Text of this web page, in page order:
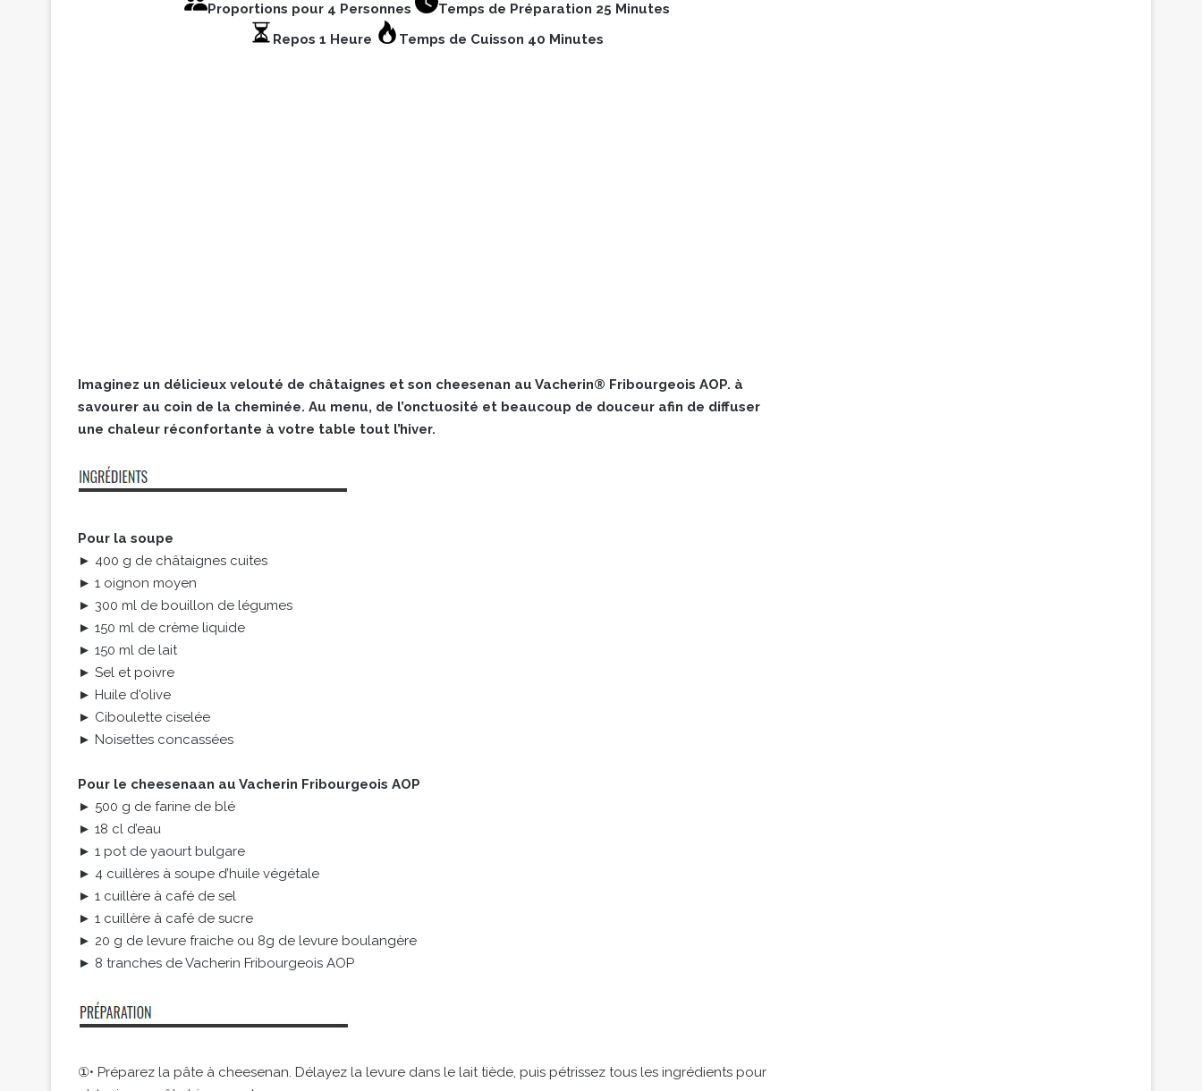
Proportions pour 4 Personnes
Temps de Préparation 25 Minutes
Repos 1 Heure
Temps de Cuisson 40 Minutes
Imaginez un délicieux velouté de châtaignes et son cheesenan au Vacherin® Fribourgeois AOP. à
savourer au coin de la cheminée. Au menu, de l’onctuosité et beaucoup de douceur afin de diffuser
une chaleur réconfortante à votre table tout l’hiver.
Pour la soupe
► 400 g de châtaignes cuites
► 1 oignon moyen
► 300 ml de bouillon de légumes
► 150 ml de crème liquide
► 150 ml de lait
► Sel et poivre
► Huile d'olive
► Ciboulette ciselée
► Noisettes concassées
Pour le cheesenaan au Vacherin Fribourgeois AOP
► 500 g de farine de blé
► 18 cl d’eau
► 1 pot de yaourt bulgare
► 4 cuillères à soupe d’huile végétale
► 1 cuillère à café de sel
► 1 cuillère à café de sucre
► 20 g de levure fraiche ou 8g de levure boulangère
► 8 tranches de Vacherin Fribourgeois AOP
①• Préparez la pâte à cheesenan. Délayez la levure dans le lait tiède, puis pétrissez tous les ingrédients pour